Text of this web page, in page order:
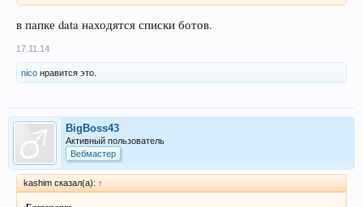
в папке data находятся списки ботов.
17.11.14
nico нравится это.
BigBoss43
Активный пользователь
Вебмастер
kashim сказал(а): ↑